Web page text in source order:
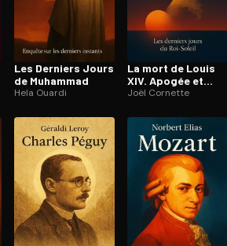
Les Derniers Jours
de Muhammad
Hela Ouardi
La mort de Louis
XIV. Apogée et
crépuscule de la
Joël Cornette